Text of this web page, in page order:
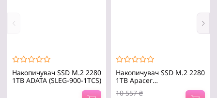
Накопичувач SSD M.2 2280
1TB ADATA (SLEG-900-1TCS)
Накопичувач SSD M.2 2280
1TB Apacer
10 557₴